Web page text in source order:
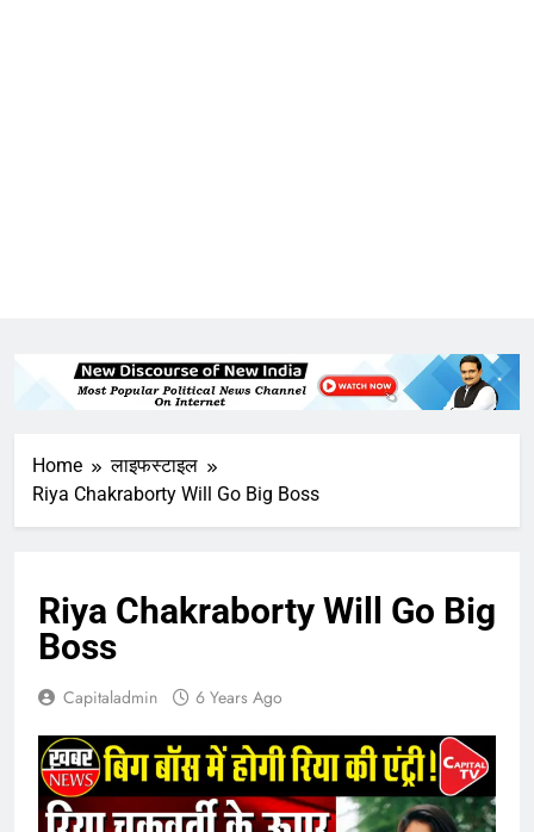
Home
लाइफस्टाइल
Riya Chakraborty Will Go Big Boss
Riya Chakraborty Will Go Big
Boss
Capitaladmin 6 Years Ago